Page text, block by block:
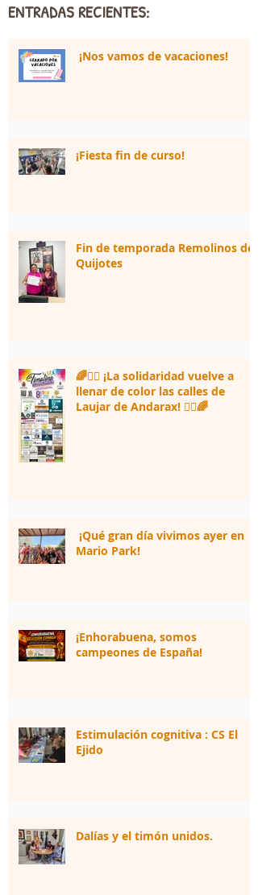
ENTRADAS RECIENTES:
¡Nos vamos de vacaciones!
¡Fiesta fin de curso!
Fin de temporada Remolinos de
Quijotes
🌈🏃‍♀️ ¡La solidaridad vuelve a
llenar de color las calles de
Laujar de Andarax! 🏃‍♂️🌈
¡Qué gran día vivimos ayer en
Mario Park!
¡Enhorabuena, somos
campeones de España!
Estimulación cognitiva : CS El
Ejido
Dalías y el timón unidos.